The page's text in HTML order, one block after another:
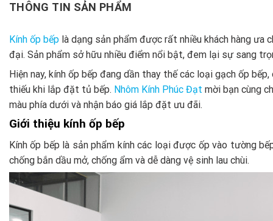
THÔNG TIN SẢN PHẨM
Kính ốp bếp là dạng sản phẩm được rất nhiều khách hàng ưa
đại. Sản phẩm sở hữu nhiều điểm nổi bật, đem lại sự sang
Hiện nay, kính ốp bếp đang dần thay thế các loại gạch ốp
thiếu khi lắp đặt tủ bếp. Nhôm Kính Phúc Đạt mời bạn cùng
màu phía dưới và nhận báo giá lắp đặt ưu đãi.
Giới thiệu kính ốp bếp
Kính ốp bếp là sản phẩm kính các loại được ốp vào tường
chống bắn dầu mở, chống ẩm và dễ dàng vệ sinh lau chùi.